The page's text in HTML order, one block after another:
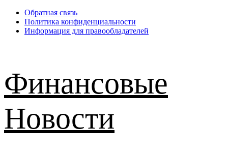
Перейти
содержимому
Обратная связь
Политика конфиденциальности
Информация для правообладателей
Финансовые
Новости